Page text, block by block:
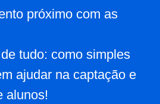
próximo com as
tudo: como simples
ajudar na captação e
alunos!